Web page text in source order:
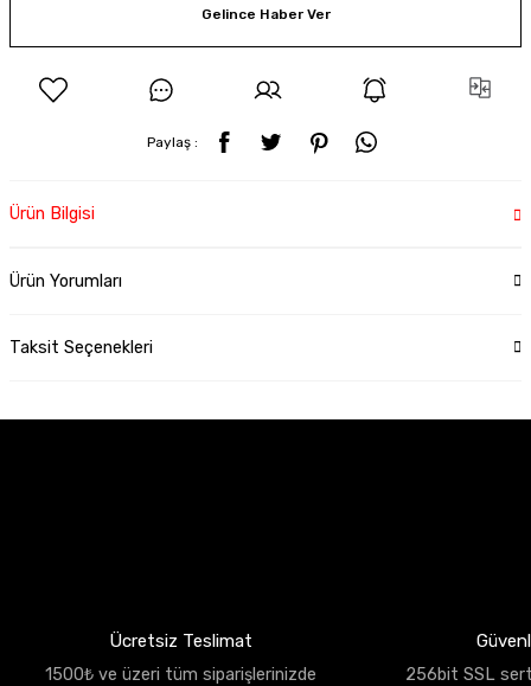
Gelince Haber Ver
Paylaş :
Ürün Bilgisi
Ürün Yorumları
Taksit Seçenekleri
Ücretsiz Teslimat
1500₺ ve üzeri tüm siparişlerinizde
256bit SSL